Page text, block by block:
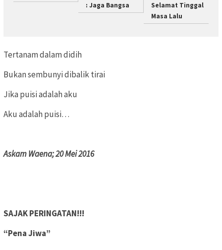
: Jaga Bangsa
Selamat Tinggal
Masa Lalu
Tertanam dalam didih
Bukan sembunyi dibalik tirai
Jika puisi adalah aku
Aku adalah puisi…
Askam Waena; 20 Mei 2016
SAJAK PERINGATAN!!!
“Pena Jiwa”